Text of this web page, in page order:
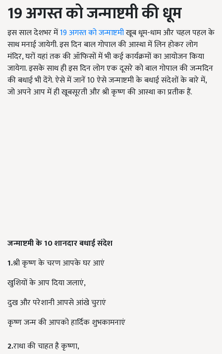
19 अगस्त को जन्माष्टमी की धूम
इस साल देशभर में19 अगस्त को जन्माष्टमीखूब धूम-धाम और चहल पहल के
साथ मनाई जायेगी. इस दिन बाल गोपाल की आस्था में लिन होकर लोग
मंदिर, घरों यहां तक की ऑफिसों में भी कई कार्यक्रमों का आयोजन किया
जायेगा. इसके साथ ही इस दिन लोग एक दूसरे को बाल गोपाल की जन्मदिन
की बधाई भी देंगे. ऐसे में जानें 10 ऐसे जन्माष्टमी के बधाई संदेशों के बारे में,
जो अपने आप में ही खूबसूरती और श्री कृष्ण की आस्था का प्रतीक हैं.
जन्माष्टमी के 10 शानदार बधाई संदेश
1.श्री कृष्ण के चरण आपके घर आएं
खुशियों के आप दिया जलाएं,
दुख और परेशानी आपसे आंखे चुराएं
कृष्ण जन्म की आपको हार्दिक शुभकामनाएं
2.राधा की चाहत है कृष्णा,